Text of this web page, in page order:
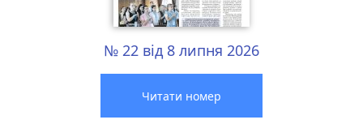
№ 22 від 8 липня 2026
Читати номер